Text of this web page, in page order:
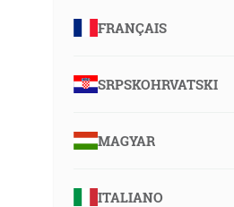
FRANÇAIS
SRPSKOHRVATSKI
MAGYAR
ITALIANO